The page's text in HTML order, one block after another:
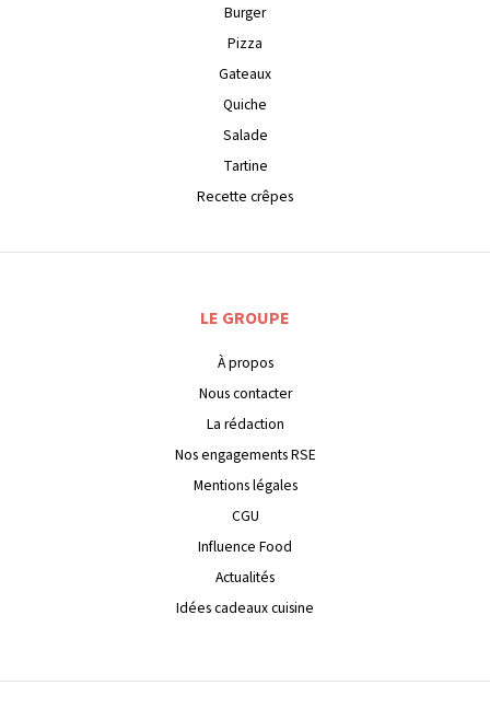
Burger
Pizza
Gateaux
Quiche
Salade
Tartine
Recette crêpes
LE GROUPE
À propos
Nous contacter
La rédaction
Nos engagements RSE
Mentions légales
CGU
Influence Food
Actualités
Idées cadeaux cuisine